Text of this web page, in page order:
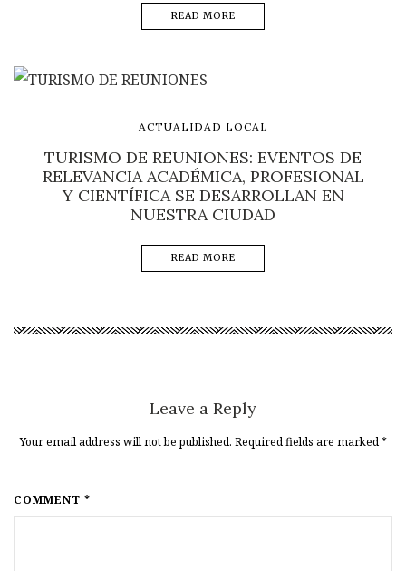
READ MORE
ACTUALIDAD LOCAL
TURISMO DE REUNIONES: EVENTOS DE
RELEVANCIA ACADÉMICA, PROFESIONAL
Y CIENTÍFICA SE DESARROLLAN EN
NUESTRA CIUDAD
READ MORE
Leave a Reply
Your email address will not be published. Required fields are marked*
COMMENT *